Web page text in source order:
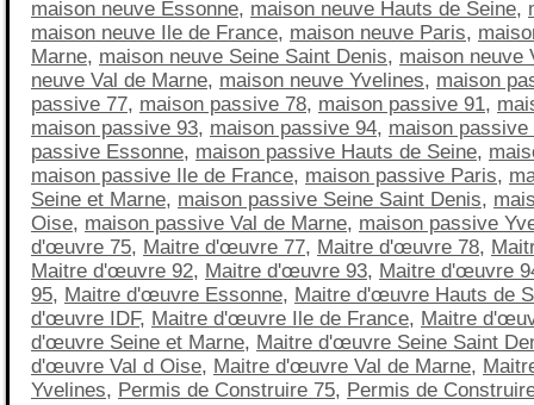
maison neuve Essonne, maison neuve Hauts de Seine,
maison neuve Ile de France, maison neuve Paris,
Marne, maison neuve Seine Saint Denis, maison neuve
neuve Val de Marne, maison neuve Yvelines, maison
passive 77, maison passive 78, maison passive 91,
maison passive 93, maison passive 94, maison passive
passive Essonne, maison passive Hauts de Seine,
maison passive Ile de France, maison passive Paris,
Seine et Marne, maison passive Seine Saint Denis,
Oise, maison passive Val de Marne, maison passive
d'œuvre 75, Maitre d'œuvre 77, Maitre d'œuvre 78,
Maitre d'œuvre 92, Maitre d'œuvre 93, Maitre d'œuvre
95, Maitre d'œuvre Essonne, Maitre d'œuvre Hauts de
d'œuvre IDF, Maitre d'œuvre Ile de France, Maitre
d'œuvre Seine et Marne, Maitre d'œuvre Seine Saint
d'œuvre Val d Oise, Maitre d'œuvre Val de Marne,
Yvelines, Permis de Construire 75, Permis de